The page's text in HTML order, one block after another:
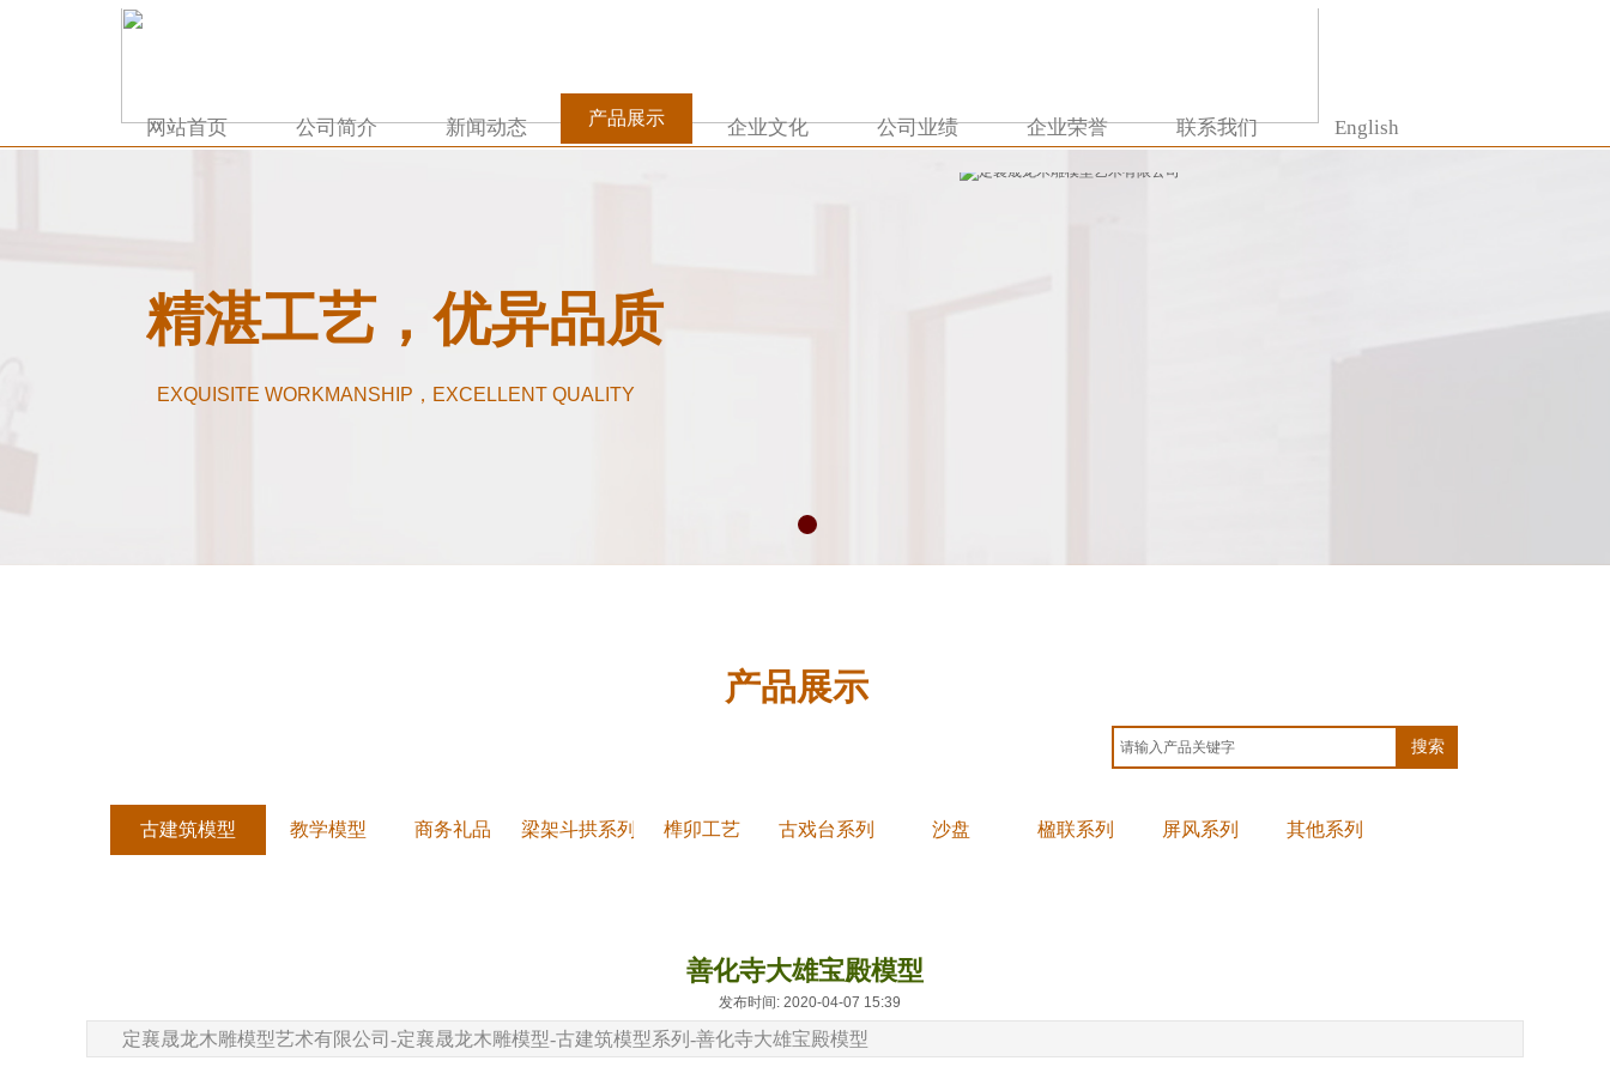
网站首页 公司简介 新闻动态 产品展示 企业文化 公司业绩 企业荣誉 联系我们 English
精湛工艺，优异品质
EXQUISITE WORKMANSHIP，EXCELLENT QUALITY
产品展示
搜索
古建筑模型 教学模型 商务礼品 梁架斗拱系列 榫卯工艺 古戏台系列 沙盘 楹联系列 屏风系列 其他系列
善化寺大雄宝殿模型
发布时间: 2020-04-07 15:39
定襄晟龙木雕模型艺术有限公司-定襄晟龙木雕模型-古建筑模型系列-善化寺大雄宝殿模型